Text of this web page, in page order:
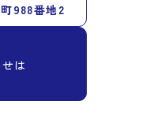
988番地2
は